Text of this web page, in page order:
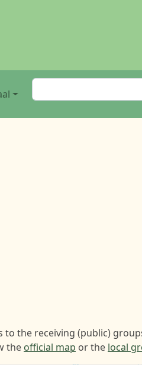
Zoeken
the receiving (public)
the official map or the local